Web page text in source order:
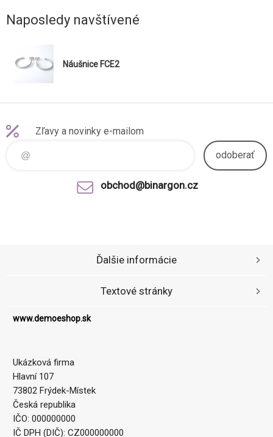
Naposledy navštívené
Náušnice FCE2
Zľavy a novinky e-mailom
odoberať
obchod@binargon.cz
www.demoeshop.sk
Ukázková firma
Hlavní 107
73802 Frýdek-Místek
Česká republika
IČO: 000000000
IČ DPH (DIČ): CZ000000000
Ďalšie informácie
Textové stránky